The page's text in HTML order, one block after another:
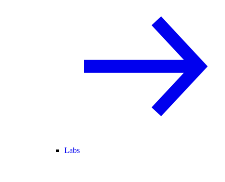
Labs